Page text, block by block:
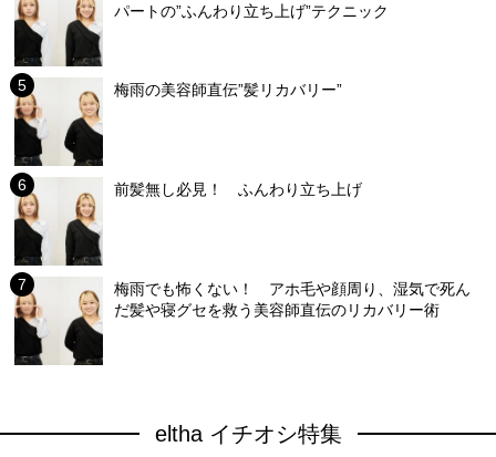
パートの”ふんわり立ち上げ”テクニック
梅雨の美容師直伝”髪リカバリー”
前髪無し必見！ ふんわり立ち上げ
梅雨でも怖くない！ アホ毛や顔周り、湿気で死ん
だ髪や寝グセを救う美容師直伝のリカバリー術
eltha イチオシ特集